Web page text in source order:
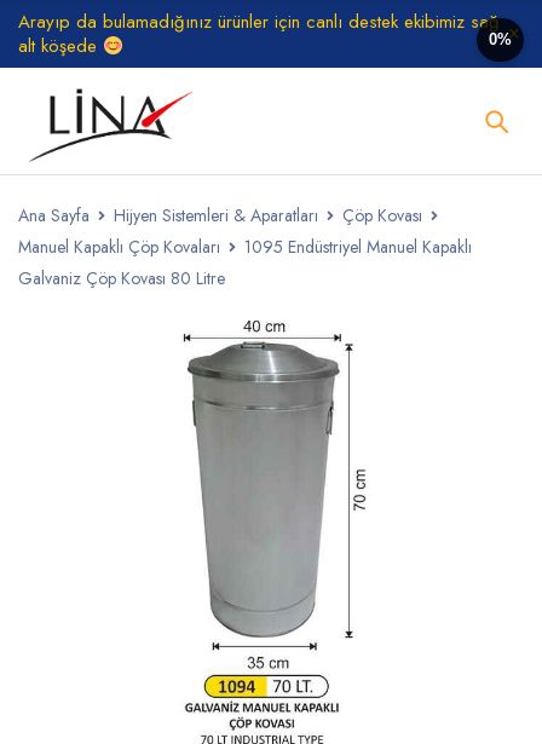
Arayıp da bulamadığınız ürünler için canlı destek ekibimiz sağ
alt köşede
Ana Sayfa Hijyen Sistemleri & Aparatları
Çöp Kovası
Manuel Kapaklı Çöp Kovaları
1095 Endüstriyel Manuel Kapaklı
Galvaniz Çöp Kovası 80 Litre
0%